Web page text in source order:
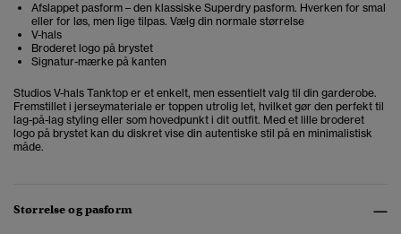
Afslappet pasform – den klassiske Superdry pasform. Hverken for smal
eller for løs, men lige tilpas. Vælg din normale størrelse
V-hals
Broderet logo på brystet
Signatur-mærke på kanten
Studios V-hals Tanktop er et enkelt, men essentielt valg til din garderobe.
Fremstillet i jerseymateriale er toppen utrolig let, hvilket gør den perfekt til
lag-på-lag styling eller som hovedpunkt i dit outfit. Med et lille broderet
logo på brystet kan du diskret vise din autentiske stil på en minimalistisk
måde.
Størrelse og pasform